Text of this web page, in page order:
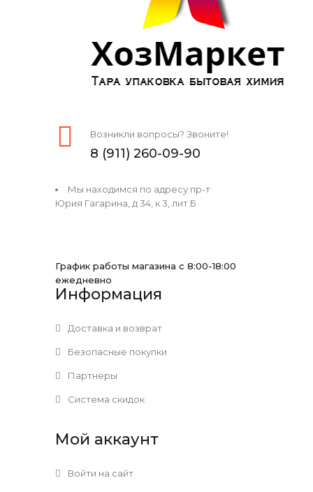
Возникли вопросы? Звоните!
8 (911) 260-09-90
Мы находимся по адресу пр-т
Юрия Гагарина, д 34, к 3, лит Б
График работы магазина с 8:00-18:00
ежедневно
Информация
Доставка и возврат
Безопасные покупки
Партнеры
Система скидок
Мой аккаунт
Войти на сайт